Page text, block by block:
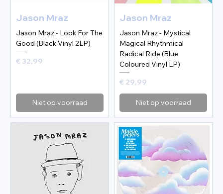
Jason Mraz
Jason Mraz - Look For The
Good (Black Vinyl 2LP)
Prijs
€ 32,99
Niet op voorraad
Jason Mraz
Jason Mraz - Mystical
Magical Rhythmical
Radical Ride (Blue
Coloured Vinyl LP)
Prijs
€ 29,99
Niet op voorraad